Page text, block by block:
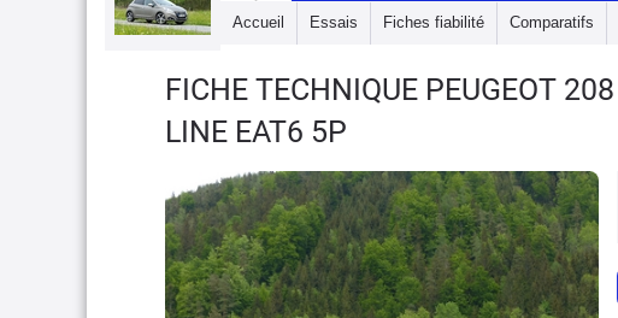
Accueil Essais Fiches fiabilité Comparatifs
FICHE TECHNIQUE PEUGEOT 208
LINE EAT6 5P